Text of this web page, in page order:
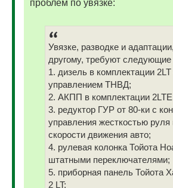
проблем по увязке:
Увязке, разводке и
другому, требуют
1. дизель в комплектации
управлением ТНВД;
2. АКПП в комплектации
3. редуктор ГУР от 80-ки с
управления жесткостью руля
скорости движения авто;
4. рулевая колонка Тойота
штатными переключателями;
5. приборная панель Тойота
2 LT;